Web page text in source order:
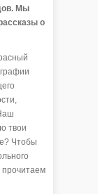
Мы
о
твои
Чтобы